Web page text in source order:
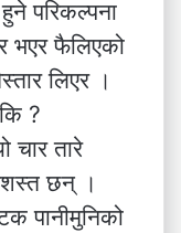
परिकल्पना
भएर फैलिएको
लिएर ।
?
चार तारे
छन् ।
पानीमुनिको